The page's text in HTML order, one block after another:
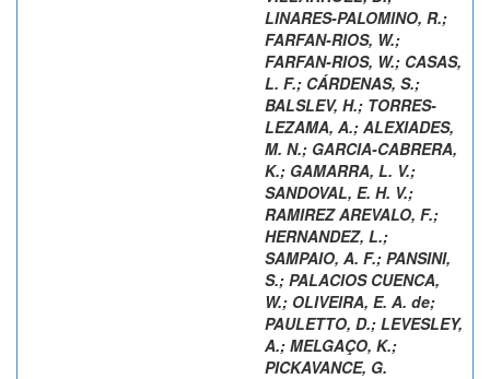
LINARES-PALOMINO, R.;
FARFAN-RIOS, W.;
FARFAN-RIOS, W.; CASAS,
L. F.; CÁRDENAS, S.;
BALSLEV, H.; TORRES-
LEZAMA, A.; ALEXIADES,
M. N.; GARCIA-CABRERA,
K.; GAMARRA, L. V.;
SANDOVAL, E. H. V.;
RAMIREZ AREVALO, F.;
HERNANDEZ, L.;
SAMPAIO, A. F.; PANSINI,
S.; PALACIOS CUENCA,
W.; OLIVEIRA, E. A. de;
PAULETTO, D.; LEVESLEY,
A.; MELGAÇO, K.;
PICKAVANCE, G.